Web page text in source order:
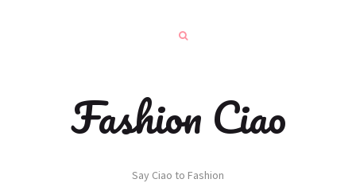
Fashion Ciao
Say Ciao to Fashion